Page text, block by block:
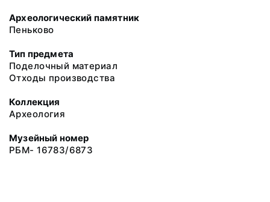
Археологический памятник
Пеньково
Тип предмета
Поделочный материал
Отходы производства
Коллекция
Археология
Музейный номер
РБМ- 16783/6873